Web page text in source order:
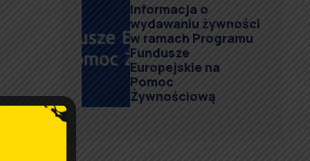
Informacja o
wydawaniu żywności
w ramach Programu
Fundusze
Europejskie na
Pomoc
Żywnościową